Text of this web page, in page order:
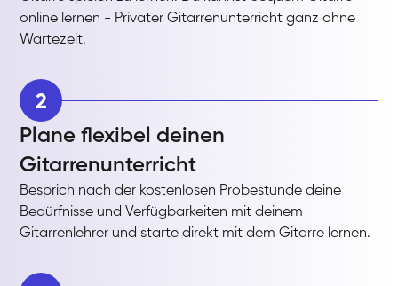
online lernen - Privater Gitarrenunterricht ganz ohne
Wartezeit.
2
Plane flexibel deinen
Gitarrenunterricht
Besprich nach der kostenlosen Probestunde deine
Bedürfnisse und Verfügbarkeiten mit deinem
Gitarrenlehrer und starte direkt mit dem Gitarre lernen.